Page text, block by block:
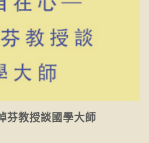
教授談國學大師